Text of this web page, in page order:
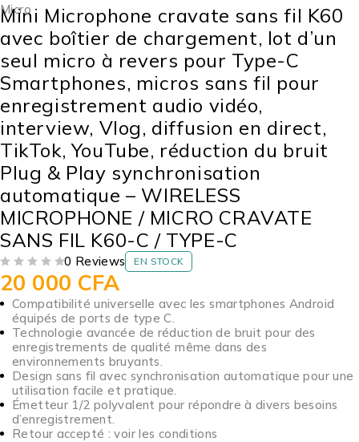
Micro
Mini Microphone cravate sans fil K60
avec boîtier de chargement, lot d’un
seul micro à revers pour Type-C
Smartphones, micros sans fil pour
enregistrement audio vidéo,
interview, Vlog, diffusion en direct,
TikTok, YouTube, réduction du bruit
Plug & Play synchronisation
automatique – WIRELESS
MICROPHONE / MICRO CRAVATE
SANS FIL K60-C / TYPE-C
0 Reviews EN STOCK
20 000 CFA
Compatibilité universelle avec les smartphones Android
équipés de ports de type C.
Technologie avancée de réduction de bruit pour des
enregistrements de qualité même dans des
environnements bruyants.
Design sans fil avec synchronisation automatique pour une
utilisation facile et pratique.
Émetteur 1/2 polyvalent pour répondre à divers besoins
d’enregistrement.
Retour accepté : voir les conditions